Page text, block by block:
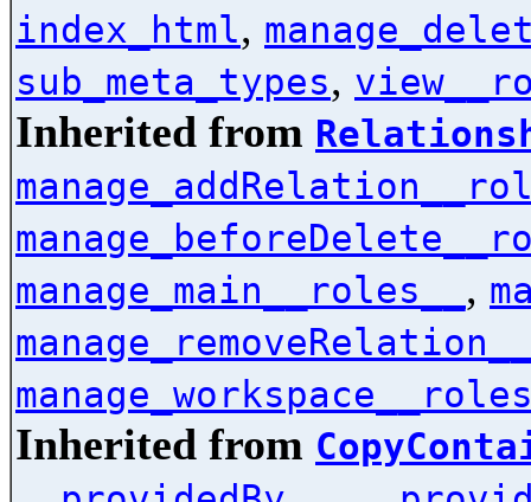
index_html,
sub_meta_types,
Inherited from
manage_main__roles__ ,
Inherited from